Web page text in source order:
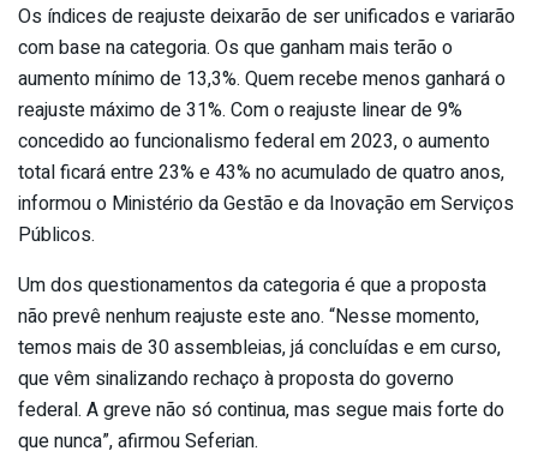
Os índices de reajuste deixarão de ser unificados e variarão
com base na categoria. Os que ganham mais terão o
aumento mínimo de 13,3%. Quem recebe menos ganhará o
reajuste máximo de 31%. Com o reajuste linear de 9%
concedido ao funcionalismo federal em 2023, o aumento
total ficará entre 23% e 43% no acumulado de quatro anos,
informou o Ministério da Gestão e da Inovação em Serviços
Públicos.
Um dos questionamentos da categoria é que a proposta
não prevê nenhum reajuste este ano. “Nesse momento,
temos mais de 30 assembleias, já concluídas e em curso,
que vêm sinalizando rechaço à proposta do governo
federal. A greve não só continua, mas segue mais forte do
que nunca”, afirmou Seferian.